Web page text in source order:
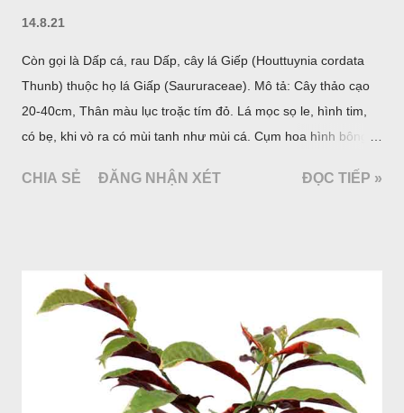
14.8.21
Còn gọi là Dấp cá, rau Dấp, cây lá Giếp (Houttuynia cordata
Thunb) thuộc họ lá Giấp (Saururaceae). Mô tả: Cây thảo cạo
20-40cm, Thân màu lục troặc tím đỏ. Lá mọc sọ le, hình tim,
có bẹ, khi vò ra có mùi tanh như mùi cá. Cụm hoa hình bông
nhạt. Hạt hình trái xoan nhẵn. Mùa hoa quả: tháng 5 – 7.
CHIA SẺ ĐĂNG NHẬN XÉT ĐỌC TIẾP »